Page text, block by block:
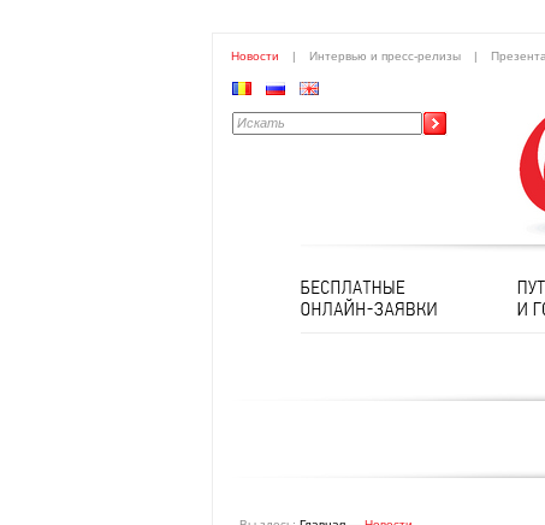
Новости | Интервью и пресс-релизы |